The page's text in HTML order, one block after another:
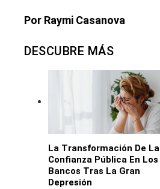
Por Raymi Casanova
DESCUBRE MÁS
La Transformación De La
Confianza Pública En Los
Bancos Tras La Gran
Depresión